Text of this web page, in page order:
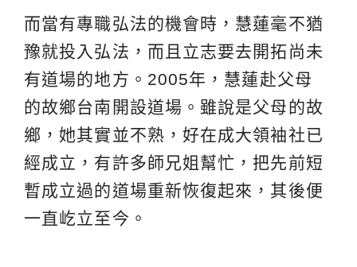
而當有專職弘法的機會時，慧蓮毫不猶
豫就投入弘法，而且立志要去開拓尚未
有道場的地方。2005年，慧蓮赴父母
的故鄉台南開設道場。雖說是父母的故
鄉，她其實並不熟，好在成大領袖社已
經成立，有許多師兄姐幫忙，把先前短
暫成立過的道場重新恢復起來，其後便
一直屹立至今。